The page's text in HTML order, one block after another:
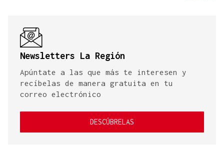
Newsletters La Región
Apúntate a las que más te interesen y
recíbelas de manera gratuita en tu
correo electrónico
DESCÚBRELAS